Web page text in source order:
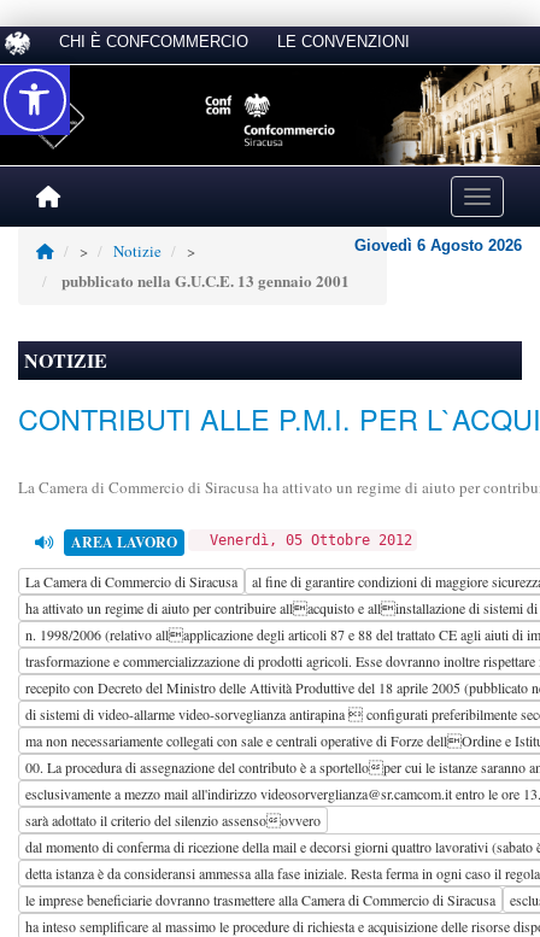
CHI È CONFCOMMERCIO LE CONVENZIONI
Toggle
> Notizie >
pubblicato nella G.U.C.E. 13 gennaio 2001
Giovedì 6 Agosto 2026
NOTIZIE
CONTRIBUTI ALLE P.M.I. PER
La Camera di Commercio di Siracusa ha attivato un regime di aiuto per
AREA LAVORO Venerdì, 05 Ottobre 2012
La Camera di Commercio di Siracusa
al fine di garantire condizioni di maggiore
ha attivato un regime di aiuto per contribuire allacquisto e allinstallazione di sistemi
n. 1998/2006 (relativo allapplicazione degli articoli 87 e 88 del trattato CE agli aiuti di
trasformazione e commercializzazione di prodotti agricoli. Esse dovranno inoltre
recepito con Decreto del Ministro delle Attività Produttive del 18 aprile 2005 (pubblicato
di sistemi di video-allarme video-sorveglianza antirapina  configurati preferibilmente
ma non necessariamente collegati con sale e centrali operative di Forze dellOrdine e
00. La procedura di assegnazione del contributo è a sportelloper cui le istanze
esclusivamente a mezzo mail all'indirizzo videosorverglianza@sr.camcom.it entro le
sarà adottato il criterio del silenzio assensoovvero
dal momento di conferma di ricezione della mail e decorsi giorni quattro lavorativi
detta istanza è da consideransi ammessa alla fase iniziale. Resta ferma in ogni caso il
le imprese beneficiarie dovranno trasmettere alla Camera di Commercio di Siracusa
ha inteso semplificare al massimo le procedure di richiesta e acquisizione delle risorse
Accessibilità